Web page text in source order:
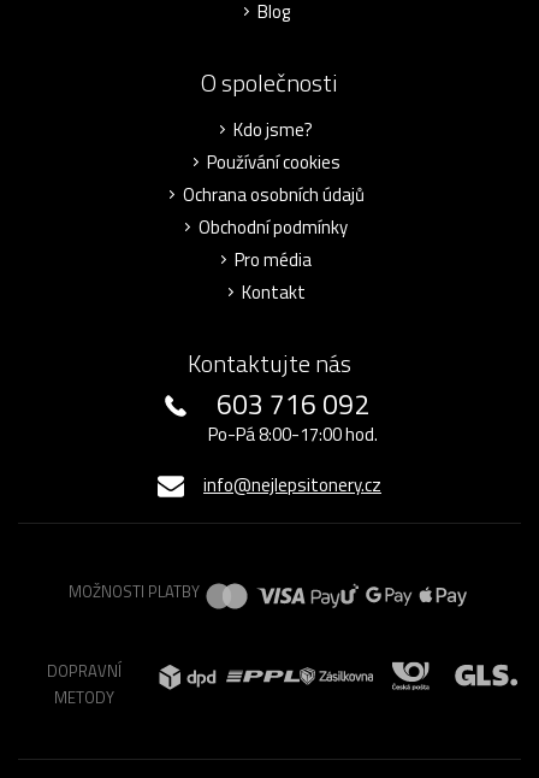
Blog
O společnosti
Kdo jsme?
Používání cookies
Ochrana osobních údajů
Obchodní podmínky
Pro média
Kontakt
Kontaktujte nás
603 716 092
Po-Pá 8:00-17:00 hod.
info@nejlepsitonery.cz
MOŽNOSTI PLATBY
DOPRAVNÍ
METODY